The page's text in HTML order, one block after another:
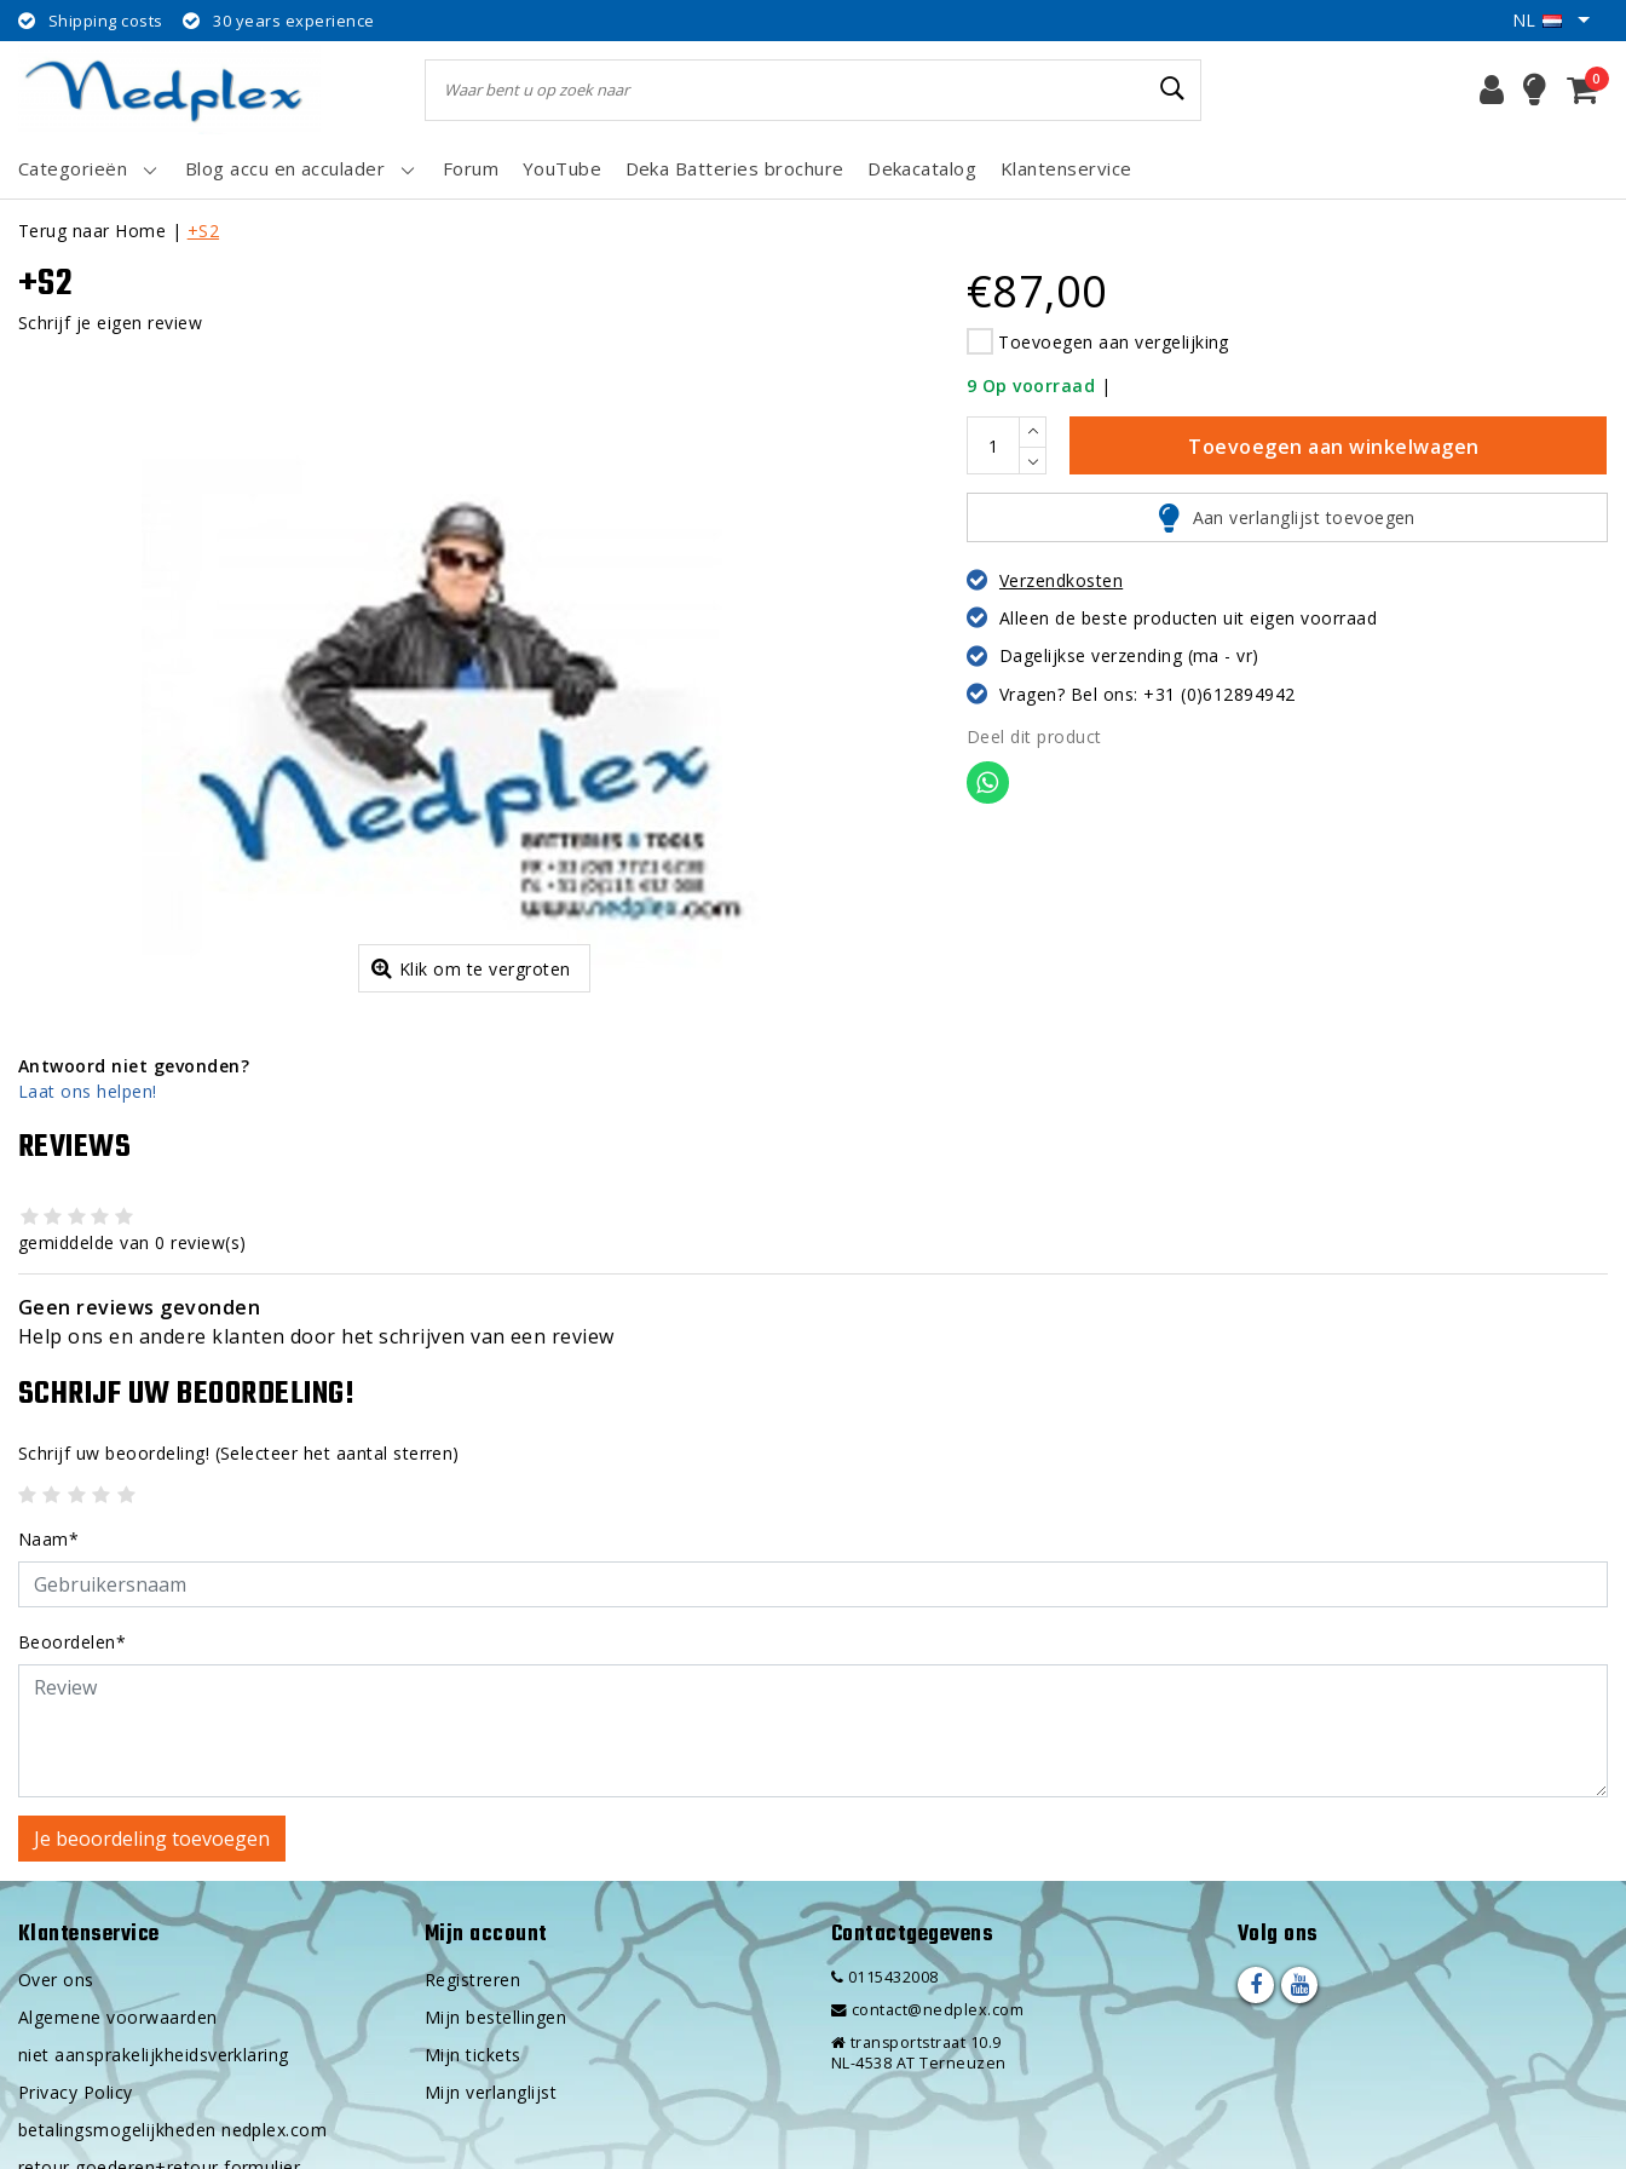
Shipping costs 30 years experience NL
0
Categorieën Blog accu en acculader Forum YouTube Deka Batteries brochure Dekacatalog Klantenservice
Terug naar Home | +S2
+S2
Schrijf je eigen review
Klik om te vergroten
€87,00
Toevoegen aan vergelijking
9 Op voorraad |
Toevoegen aan winkelwagen
Aan verlanglijst toevoegen
Verzendkosten
Alleen de beste producten uit eigen voorraad
Dagelijkse verzending (ma - vr)
Vragen? Bel ons: +31 (0)612894942
Deel dit product
Antwoord niet gevonden?
Laat ons helpen!
REVIEWS
gemiddelde van 0 review(s)
Geen reviews gevonden
Help ons en andere klanten door het schrijven van een review
SCHRIJF UW BEOORDELING!
Schrijf uw beoordeling! (Selecteer het aantal sterren)
Naam*
Beoordelen*
Je beoordeling toevoegen
Klantenservice
Over ons
Algemene voorwaarden
niet aansprakelijkheidsverklaring
Privacy Policy
betalingsmogelijkheden nedplex.com
Mijn account
Registreren
Mijn bestellingen
Mijn tickets
Mijn verlanglijst
Contactgegevens
0115432008
contact@nedplex.com
transportstraat 10.9
NL-4538 AT Terneuzen
Volg ons